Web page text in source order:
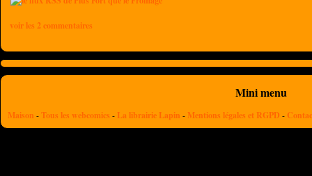
voir les 2 commentaires
Mini menu
Maison -Tous les webcomics - La librairie Lapin - Mentions légales et RGPD -